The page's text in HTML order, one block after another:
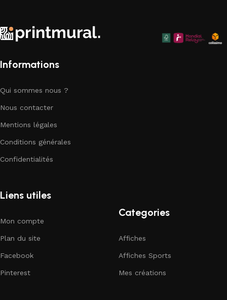
parfaite pour compléter votre décor.
Informations
Qui sommes nous ?
Nous contacter
Mentions légales
Conditions générales
Confidentialités
Liens utiles
Mon compte
Plan du site
Facebook
Pinterest
Categories
Affiches
Affiches Sports
Mes créations